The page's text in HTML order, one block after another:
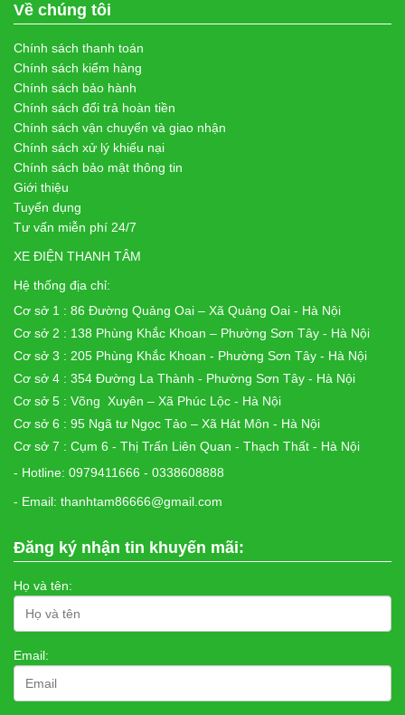
Về chúng tôi
Chính sách thanh toán
Chính sách kiểm hàng
Chính sách bảo hành
Chính sách đổi trả hoàn tiền
Chính sách vận chuyển và giao nhận
Chính sách xử lý khiếu nại
Chính sách bảo mật thông tin
Giới thiệu
Tuyển dụng
Tư vấn miễn phí 24/7
XE ĐIỆN THANH TÂM
Hệ thống địa chỉ:
Cơ sở 1 : 86 Đường Quảng Oai – Xã Quảng Oai - Hà Nội
Cơ sở 2 : 138 Phùng Khắc Khoan – Phường Sơn Tây - Hà Nội
Cơ sở 3 : 205 Phùng Khắc Khoan - Phường Sơn Tây - Hà Nội
Cơ sở 4 : 354 Đường La Thành - Phường Sơn Tây - Hà Nội
Cơ sở 5 : Võng Xuyên – Xã Phúc Lộc - Hà Nội
Cơ sở 6 : 95 Ngã tư Ngọc Tảo – Xã Hát Môn - Hà Nội
Cơ sở 7 : Cụm 6 - Thị Trấn Liên Quan - Thạch Thất - Hà Nội
- Hotline: 0979411666 - 0338608888
- Email: thanhtam86666@gmail.com
Đăng ký nhận tin khuyến mãi:
Họ và tên:
Email: